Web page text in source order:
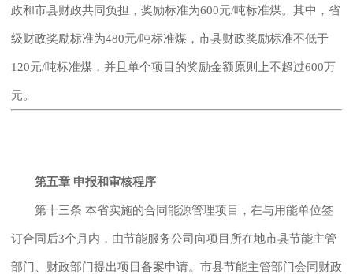
政和市县财政共同负担，奖励标准为600元/吨标准煤。其中，省
级财政奖励标准为480元/吨标准煤，市县财政奖励标准不低于
120元/吨标准煤，并且单个项目的奖励金额原则上不超过600万
元。
第五章 申报和审核程序
第十三条 本省实施的合同能源管理项目，在与用能单位签
订合同后3个月内，由节能服务公司向项目所在地市县节能主管
部门、财政部门提出项目备案申请。市县节能主管部门会同财政